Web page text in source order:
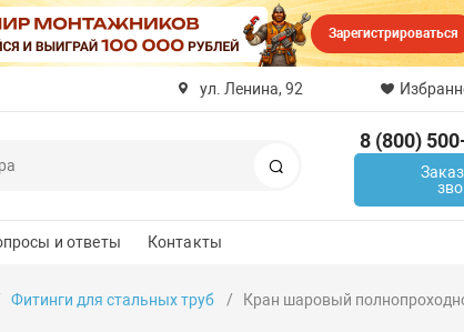
Зарегистрироваться
ул. Ленина, 92
8 (800)
и ответы Контакты
Фитинги для стальных труб
Кран шаровый